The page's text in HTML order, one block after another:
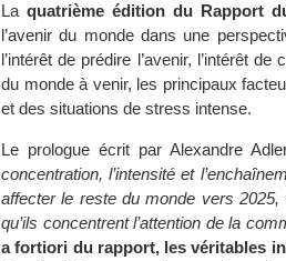
La quatrième édition du Rapport
l’avenir du monde dans une
l’intérêt de prédire l’avenir, l’intérêt
du monde à venir, les principaux
et des situations de stress intense.
Le prologue écrit par Alexandre
concentration, l’intensité et
affecter le reste du monde vers
qu’ils concentrent l’attention de la
a fortiori du rapport, les véritables